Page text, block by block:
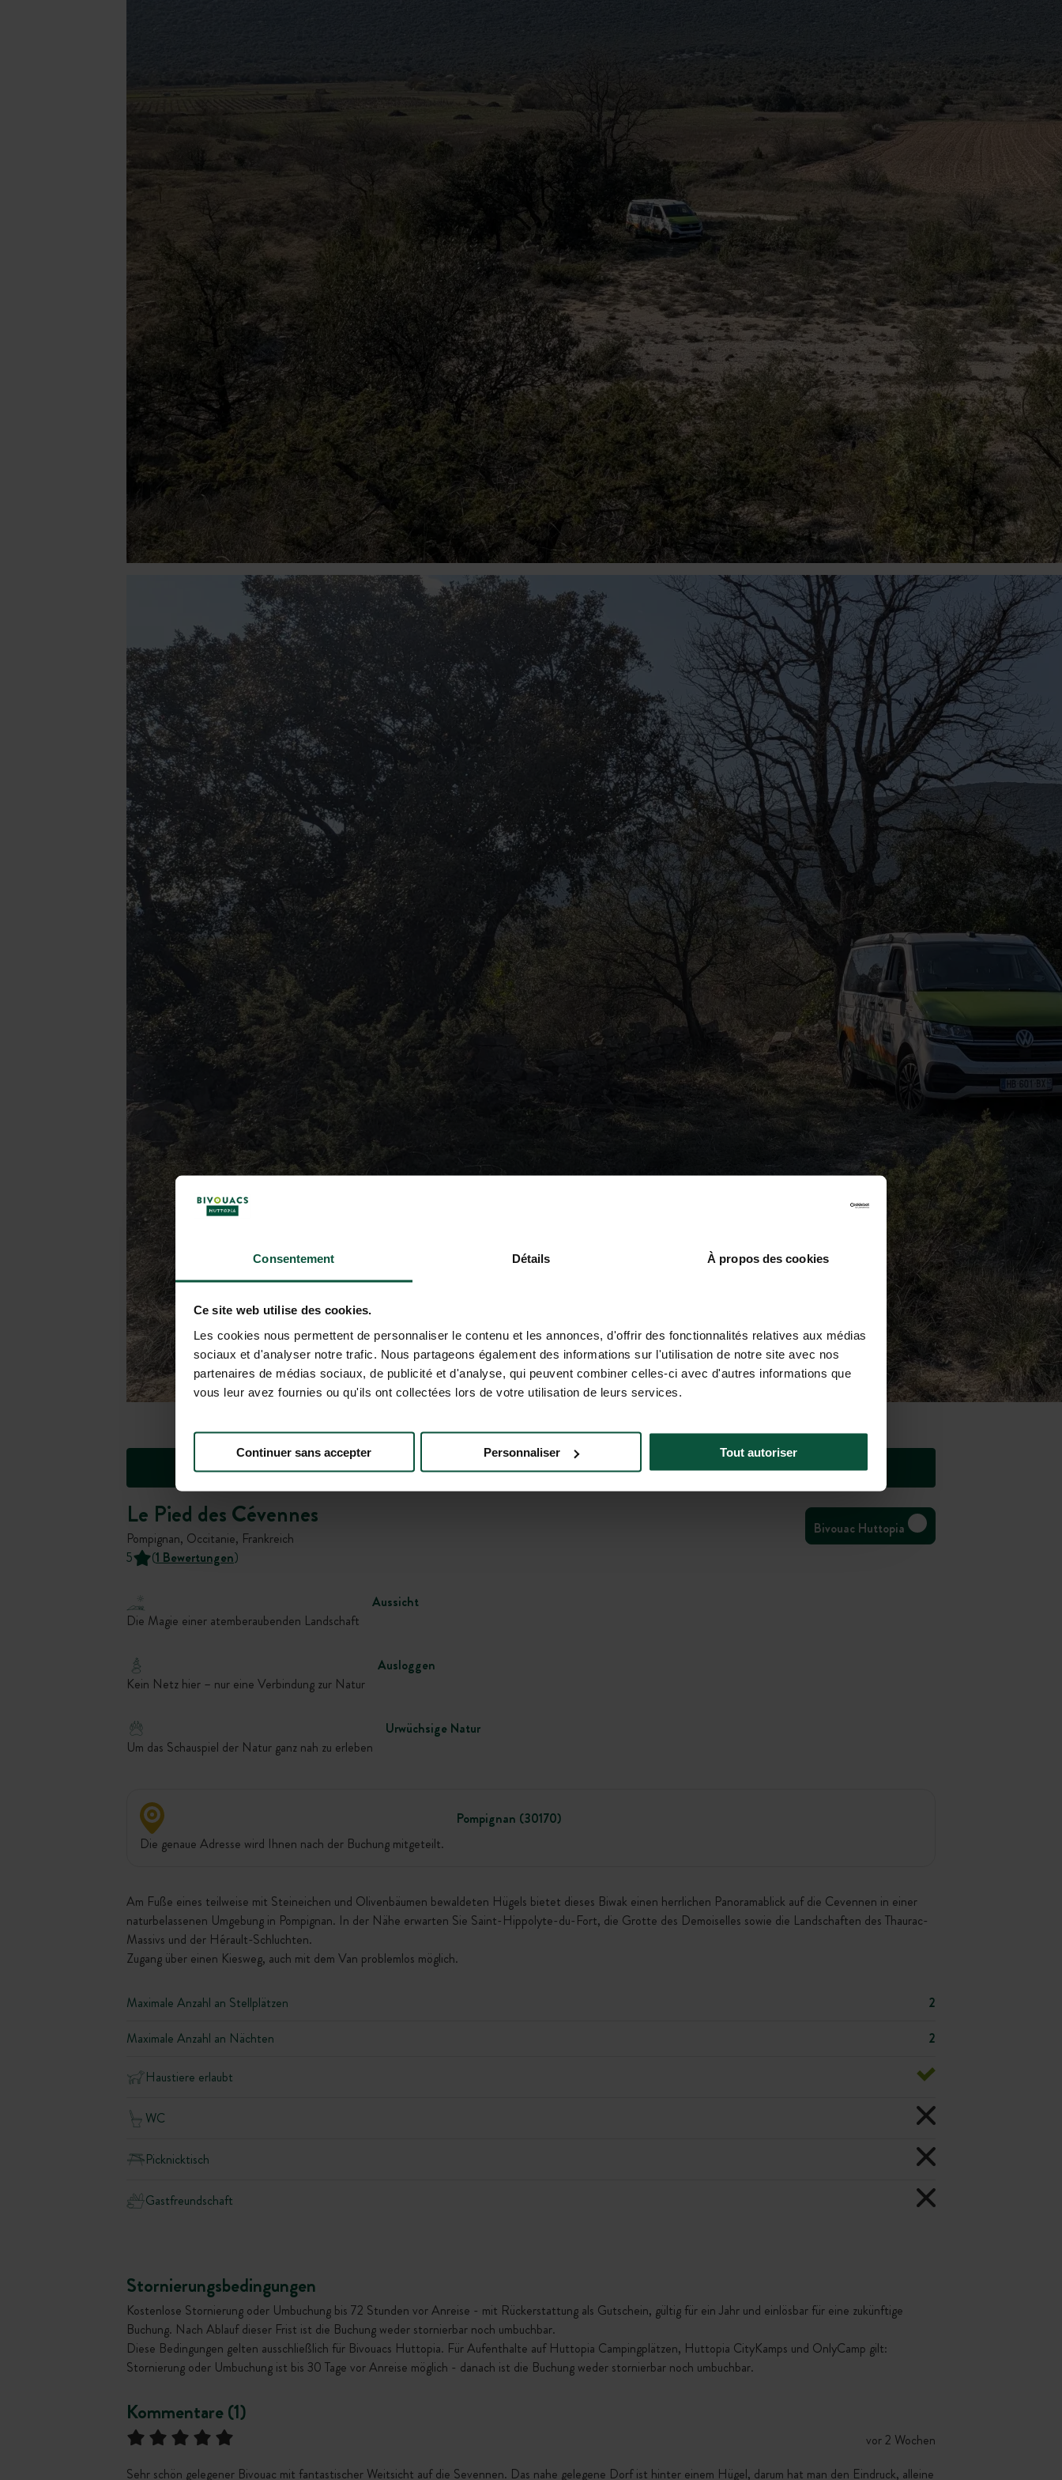
Consentement Détails À propos des cookies
Ce site web utilise des cookies.
Les cookies nous permettent de personnaliser le contenu et les annonces, d'offrir des fonctionnalités relatives aux médias
sociaux et d'analyser notre trafic. Nous partageons également des informations sur l'utilisation de notre site avec nos
partenaires de médias sociaux, de publicité et d'analyse, qui peuvent combiner celles-ci avec d'autres informations que
vous leur avez fournies ou qu'ils ont collectées lors de votre utilisation de leurs services.
Continuer sans accepter Personnaliser Tout autoriser
Galerie
Le Pied des Cévennes
Pompignan, Occitanie, Frankreich
Bivouac Huttopia
5
(1 Bewertungen)
Aussicht
Die Magie einer atemberaubenden Landschaft
Ausloggen
Kein Netz hier – nur eine Verbindung zur Natur
Urwüchsige Natur
Um das Schauspiel der Natur ganz nah zu erleben
Pompignan (30170)
Die genaue Adresse wird Ihnen nach der Buchung mitgeteilt.
Am Fuße eines teilweise mit Steineichen und Olivenbäumen bewaldeten Hügels bietet dieses Biwak einen herrlichen Panoramablick auf die Cevennen in einer
naturbelassenen Umgebung in Pompignan. In der Nähe erwarten Sie Saint-Hippolyte-du-Fort, die Grotte des Demoiselles sowie die Landschaften des Thaurac-
Massivs und der Hérault-Schluchten.
Zugang über einen Kiesweg, auch mit dem Van problemlos möglich.
Maximale Anzahl an Stellplätzen
2
Maximale Anzahl an Nächten
2
Haustiere erlaubt
WC
Picknicktisch
Gastfreundschaft
Stornierungsbedingungen
Kostenlose Stornierung oder Umbuchung bis 72 Stunden vor Anreise - mit Rückerstattung als Gutschein, gültig für ein Jahr und einlösbar für eine zukünftige
Buchung. Nach Ablauf dieser Frist ist die Buchung weder stornierbar noch umbuchbar.
Diese Bedingungen gelten ausschließlich für Bivouacs Huttopia. Für Aufenthalte auf Huttopia Campingplätzen, Huttopia CityKamps und OnlyCamp gilt:
Stornierung oder Umbuchung ist bis 30 Tage vor Anreise möglich - danach ist die Buchung weder stornierbar noch umbuchbar.
Kommentare (1)
vor 2 Wochen
Sehr schön gelegener Bivouac mit fantastischer Weitsicht auf die Sevennen. Das nahe gelegene Dorf ist hinter einem Hügel, darum hat man den Eindruck, alleine